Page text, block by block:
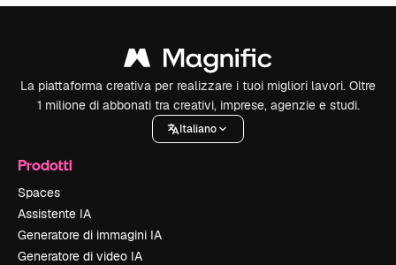
La piattaforma creativa per realizzare i tuoi migliori lavori. Oltre
1 milione di abbonati tra creativi, imprese, agenzie e studi.
Italiano
Prodotti
Spaces
Assistente IA
Generatore di immagini IA
Generatore di video IA